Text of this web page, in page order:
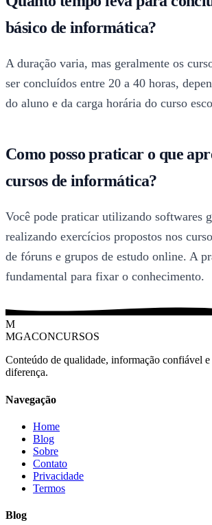
básico de informática?
A duração varia, mas geralmente os
ser concluídos entre 20 a 40 horas,
do aluno e da carga horária do curso
Como posso praticar o que
cursos de informática?
Você pode praticar utilizando softwares
realizando exercícios propostos nos
de fóruns e grupos de estudo online. A
fundamental para fixar o conhecimento.
M
MGACONCURSOS
Conteúdo de qualidade, informação confiável e
diferença.
Navegação
Home
Blog
Sobre
Contato
Privacidade
Termos
Blog